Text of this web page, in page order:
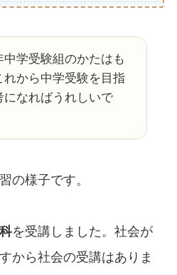
中学受験組のかたはも
れから中学受験を目指
になればうれしいで
の様子です。
を受講しました。社会が
から社会の受講はありま